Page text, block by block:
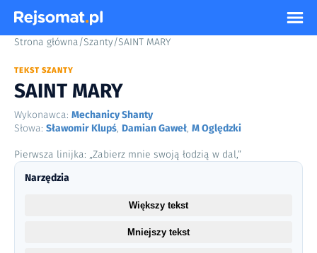
Strona główna/Szanty/SAINT MARY
TEKST SZANTY
SAINT MARY
Wykonawca: Mechanicy Shanty
Słowa: Sławomir Klupś, Damian Gaweł, M Oględzki
Pierwsza linijka: „Zabierz mnie swoją łodzią w dal,”
Narzędzia
Większy tekst
Mniejszy tekst